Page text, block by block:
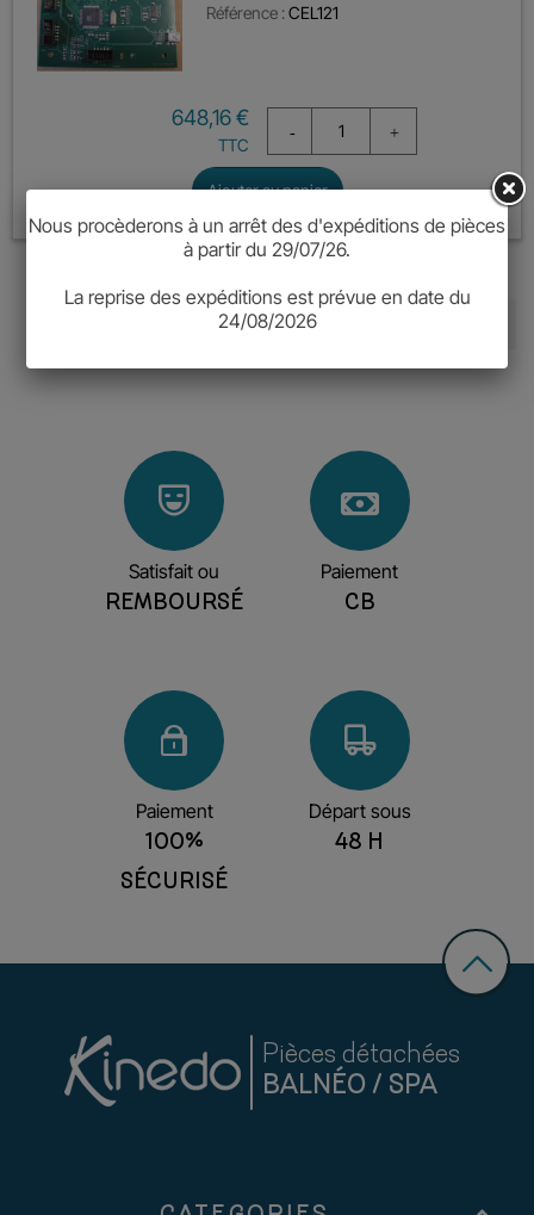
Référence :CEL121
Prix
648,16 €
TTC
Ajouter au panier
Satisfait ou
REMBOURSÉ
Paiement
CB
Départ sous
48 H
Paiement
100%
SÉCURISÉ
Pièces détachées
BALNÉO / SPA
Nous procèderons à un arrêt des d'expéditions de pièces
à partir du 29/07/26.
La reprise des expéditions est prévue en date du
24/08/2026